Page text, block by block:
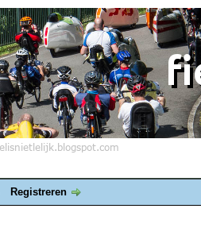
Registreren